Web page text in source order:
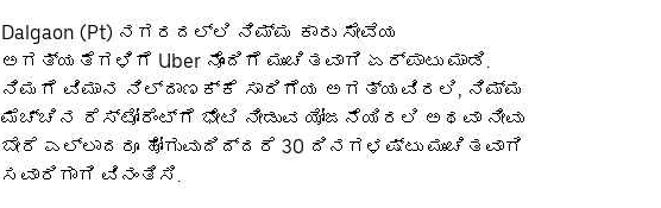
Dalgaon (Pt) ನಗರದಲ್ಲಿ ನಿಮ್ಮ ಕಾರು ಸೇವೆಯ
ಅಗತ್ಯತೆಗಳಿಗೆ Uber ನೊಂದಿಗೆ ಮುಂಚಿತವಾಗಿ ಏರ್ಪಾಟು ಮಾಡಿ.
ನಿಮಗೆ ವಿಮಾನ ನಿಲ್ದಾಣಕ್ಕೆ ಸಾರಿಗೆಯ ಅಗತ್ಯವಿರಲಿ, ನಿಮ್ಮ
ಮೆಚ್ಚಿನ ರೆಸ್ಟೋರೆಂಟ್‌ಗೆ ಭೇಟಿ ನೀಡುವ ಯೋಜನೆಯಿರಲಿ ಅಥವಾ ನೀವು
ಬೇರೆ ಎಲ್ಲಾದರೂ ಹೋಗುವುದಿದ್ದರೆ 30 ದಿನಗಳಷ್ಟು ಮುಂಚಿತವಾಗಿ
ಸವಾರಿಗಾಗಿ ವಿನಂತಿಸಿ.